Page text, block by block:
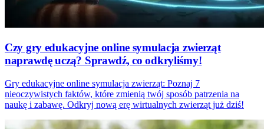
Czy gry edukacyjne online symulacja zwierząt
naprawdę uczą? Sprawdź, co odkryliśmy!
Gry edukacyjne online symulacja zwierząt: Poznaj 7
nieoczywistych faktów, które zmienią twój sposób patrzenia na
naukę i zabawę. Odkryj nową erę wirtualnych zwierząt już dziś!